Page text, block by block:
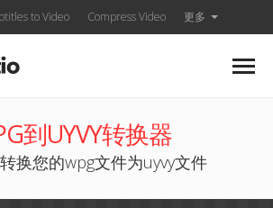
to Video Compress Video 更多
到UYVY转换器
换您的wpg文件为uyvy文件